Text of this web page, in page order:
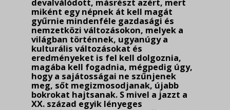
devalválódott, másrészt azért, mert
miként egy népnek át kell magát
gyűrnie mindenféle gazdasági és
nemzetközi változásokon, melyek a
világban történnek, ugyanúgy a
kulturális változásokat és
eredményeket is fel kell dolgoznia,
magába kell fogadnia, mégpedig úgy,
hogy a sajátosságai ne szűnjenek
meg, sőt megizmosodjanak, újabb
bokrokat hajtsanak. S mivel a jazzt a
XX. század egyik lényeges